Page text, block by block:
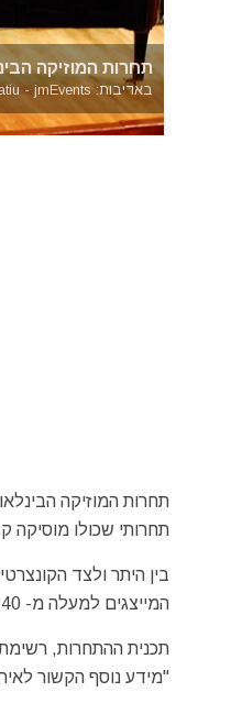
תחרות המוזיקה
באדיבות: Bogdana Horatiu - jmEvents
תחרותי שכולו מוסיקה
המייצגים למעלה מ- 40 מדינות.
תכנית ההתחרות,
"מידע נוסף הקשור